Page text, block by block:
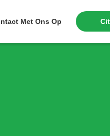
Met Ons Op